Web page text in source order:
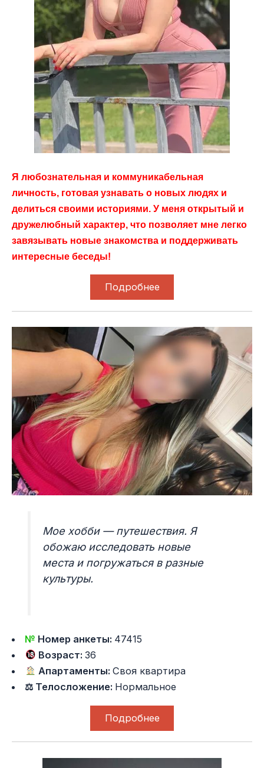
Я любознательная и коммуникабельная
личность, готовая узнавать о новых людях и
делиться своими историями. У меня открытый и
дружелюбный характер, что позволяет мне легко
завязывать новые знакомства и поддерживать
интересные беседы!
Подробнее
Мое хобби — путешествия. Я
обожаю исследовать новые
места и погружаться в разные
культуры.
№ Номер анкеты: 47415
Возраст:36
Апартаменты:Своя квартира
⚖ Телосложение: Нормальное
Подробнее